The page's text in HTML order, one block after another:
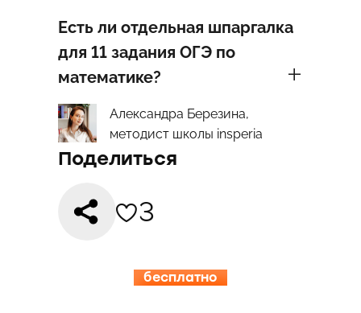
Есть ли отдельная шпаргалка
для 11 задания ОГЭ по
математике?
Александра Березина,
методист школы insperia
Поделиться
3
бесплатно